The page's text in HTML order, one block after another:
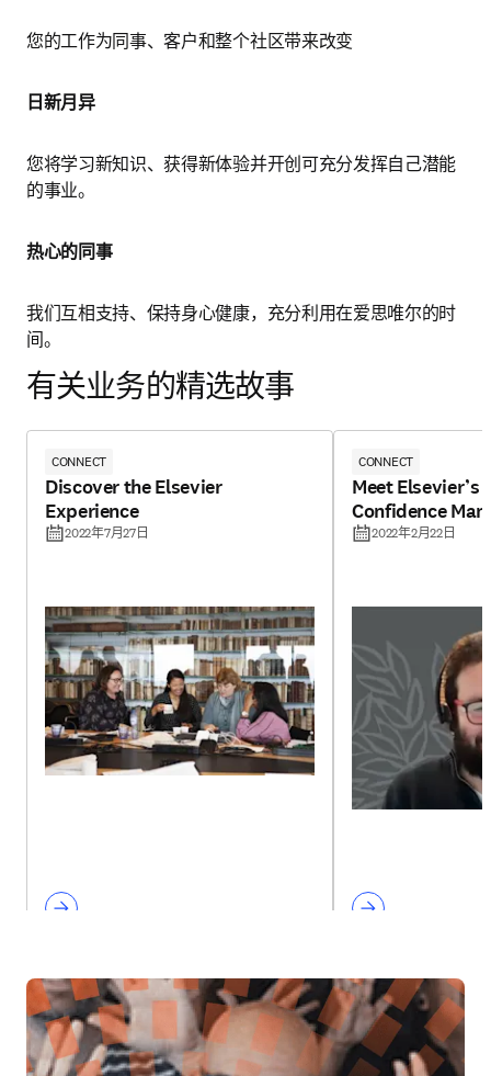
您的工作为同事、客户和整个社区带来改变
日新月异
您将学习新知识、获得新体验并开创可充分发挥自己潜能
的事业。
热心的同事
我们互相支持、保持身心健康，充分利用在爱思唯尔的时
间。
有关业务的精选故事
CONNECT
Discover the Elsevier
Experience
2022年7月27日
CONNECT
Meet
Confidence
2022年2月22日